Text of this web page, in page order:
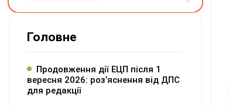
Головне
Продовження дії ЕЦП після 1
вересня 2026: розʼяснення від ДПС
для редакції